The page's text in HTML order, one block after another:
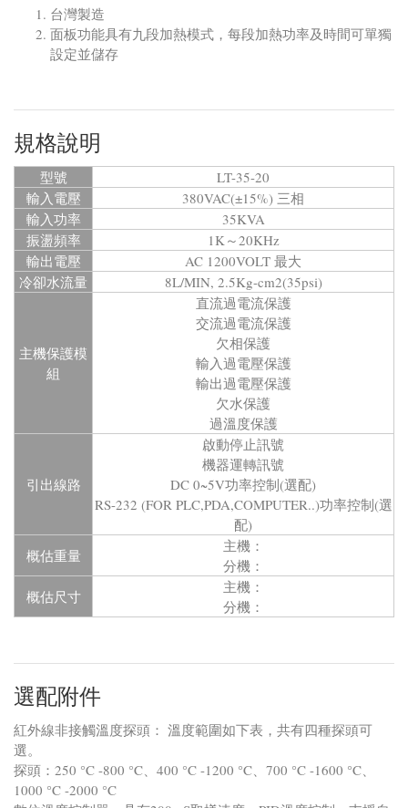
台灣製造
面板功能具有九段加熱模式，每段加熱功率及時間可單獨
設定並儲存
規格說明
型號
LT-35-20
輸入電壓
380VAC(±15%) 三相
輸入功率
35KVA
振盪頻率
1K～20KHz
輸出電壓
AC 1200VOLT 最大
冷卻水流量
8L/MIN, 2.5Kg-cm2(35psi)
主機保護模
組
直流過電流保護
交流過電流保護
欠相保護
輸入過電壓保護
輸出過電壓保護
欠水保護
過溫度保護
引出線路
啟動停止訊號
機器運轉訊號
DC 0~5V功率控制(選配)
RS-232 (FOR PLC,PDA,COMPUTER..)功率控制(選
配)
概估重量
主機：
分機：
概估尺寸
主機：
分機：
選配附件
紅外線非接觸溫度探頭： 溫度範圍如下表，共有四種探頭可
選。
探頭：250 °C -800 °C、400 °C -1200 °C、700 °C -1600 °C、
1000 °C -2000 °C